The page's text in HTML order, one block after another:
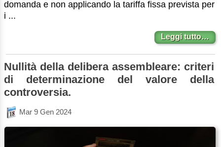
domanda e non applicando la tariffa fissa prevista per
i ...
Leggi tutto…
Nullità della delibera assembleare: criteri
di determinazione del valore della
controversia.
Mar 9 Gen 2024